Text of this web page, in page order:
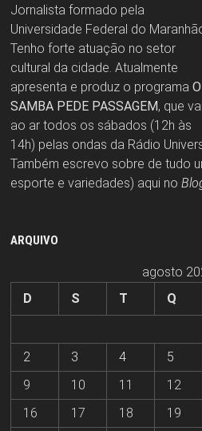
Jornalista formado pela
Universidade Federal do
Tenho forte atuação no setor
cultural da cidade. Atualmente
apresenta e produz o programa O
SAMBA PEDE PASSAGEM, que vai
ao ar todos os sábados (12h às
14h) pelas ondas da Rádio
Também escrevo sobre de tudo
esporte e variedades) aqui no
ARQUIVO
agosto
D
S T Q
2
3 4 5
9
10 11 12
16
17 18 19